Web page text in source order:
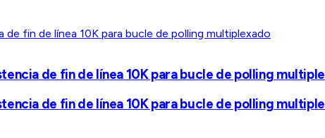
de fin de línea 10K para bucle de polling
de fin de línea 10K para bucle de polling